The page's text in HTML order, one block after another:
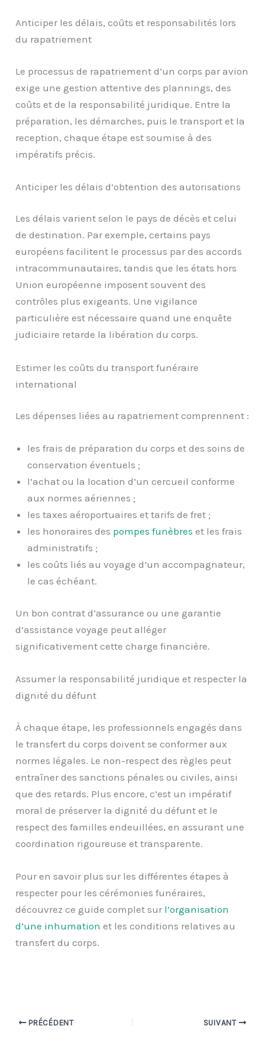
Anticiper les délais, coûts et responsabilités lors
du rapatriement
Le processus de rapatriement d’un corps par avion
exige une gestion attentive des plannings, des
coûts et de la responsabilité juridique. Entre la
préparation, les démarches, puis le transport et la
reception, chaque étape est soumise à des
impératifs précis.
Anticiper les délais d’obtention des autorisations
Les délais varient selon le pays de décès et celui
de destination. Par exemple, certains pays
européens facilitent le processus par des accords
intracommunautaires, tandis que les états hors
Union européenne imposent souvent des
contrôles plus exigeants. Une vigilance
particulière est nécessaire quand une enquête
judiciaire retarde la libération du corps.
Estimer les coûts du transport funéraire
international
Les dépenses liées au rapatriement comprennent :
les frais de préparation du corps et des soins de
conservation éventuels ;
l’achat ou la location d’un cercueil conforme
aux normes aériennes ;
les taxes aéroportuaires et tarifs de fret ;
les honoraires des pompes funèbres et les frais
administratifs ;
les coûts liés au voyage d’un accompagnateur,
le cas échéant.
Un bon contrat d’assurance ou une garantie
d’assistance voyage peut alléger
significativement cette charge financière.
Assumer la responsabilité juridique et respecter la
dignité du défunt
À chaque étape, les professionnels engagés dans
le transfert du corps doivent se conformer aux
normes légales. Le non-respect des règles peut
entraîner des sanctions pénales ou civiles, ainsi
que des retards. Plus encore, c’est un impératif
moral de préserver la dignité du défunt et le
respect des familles endeuillées, en assurant une
coordination rigoureuse et transparente.
Pour en savoir plus sur les différentes étapes à
respecter pour les cérémonies funéraires,
découvrez ce guide complet sur l’organisation
d’une inhumation et les conditions relatives au
transfert du corps.
PRÉCÉDENT SUIVANT